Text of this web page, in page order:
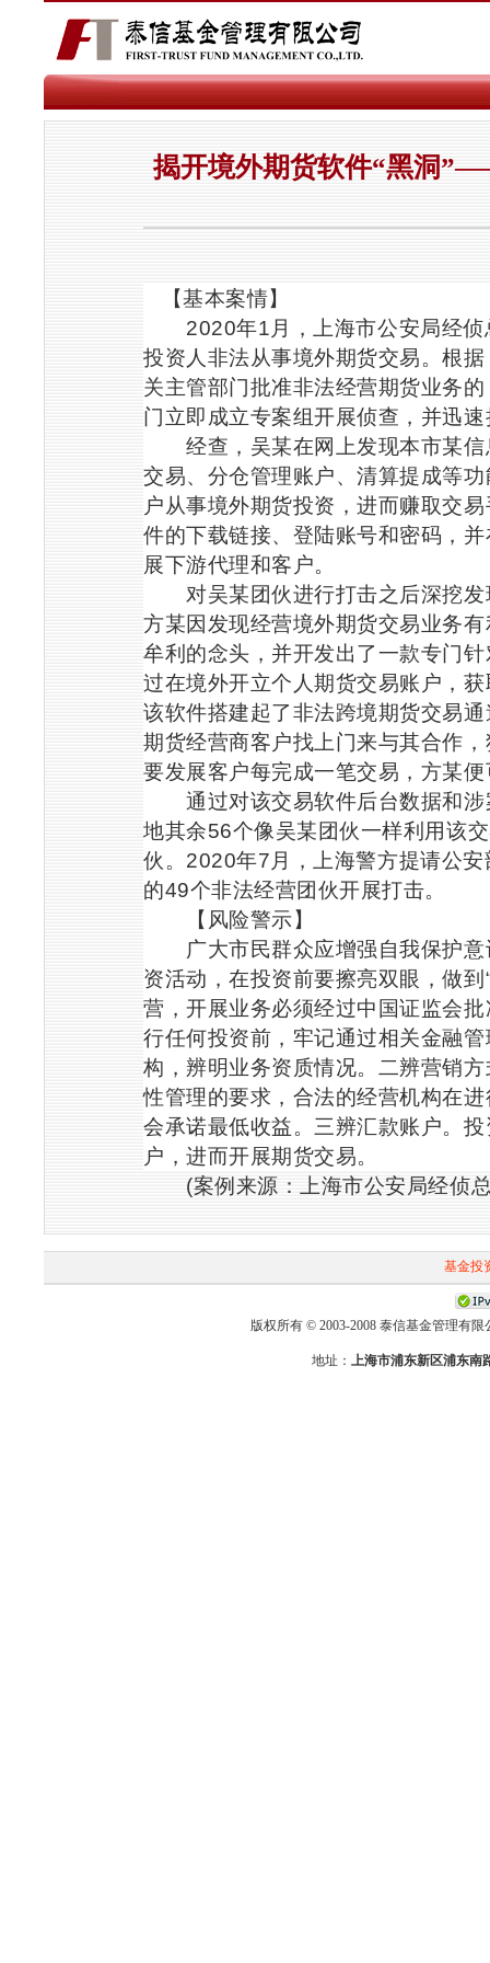
揭开境外期货软件“黑洞
【基本案情】
2020年1 月，上海市公安局经
投资人非法从事境外期货交易。根
关主管部门批准非法经营期货业务
门立即成立专案组开展侦查，并迅
经查，吴某在网上发现本市某信
交易、分仓管理账户、清算提成等
户从事境外期货投资，进而赚取交
件的下载链接、登陆账号和密码，
展下游代理和客户。
对吴某团伙进行打击之后深挖发
方某因发现经营境外期货交易业务
牟利的念头，并开发出了一款专门
过在境外开立个人期货交易账户，
该软件搭建起了非法跨境期货交易
期货经营商客户找上门来与其合作
要发展客户每完成一笔交易，方某
通过对该交易软件后台数据和涉
地其余56个像吴某团伙一样利用该
伙。 2020年7 月，上海警方提请公
的49个非法经营团伙开展打击。
【风险警示】
广大市民群众应增强自我保护意
资活动，在投资前要擦亮双眼，做到
营，开展业务必须经过中国证监会
行任何投资前，牢记通过相关金融
构，辨明业务资质情况。二辨营销
性管理的要求，合法的经营机构在
会承诺最低收益。三辨汇款账户。
户，进而开展期货交易。
(案例来源：上海市公安局经侦
基金投
版权所有 © 2003-2008 泰信基金管理有限
地址： 上海市浦东新区浦东南